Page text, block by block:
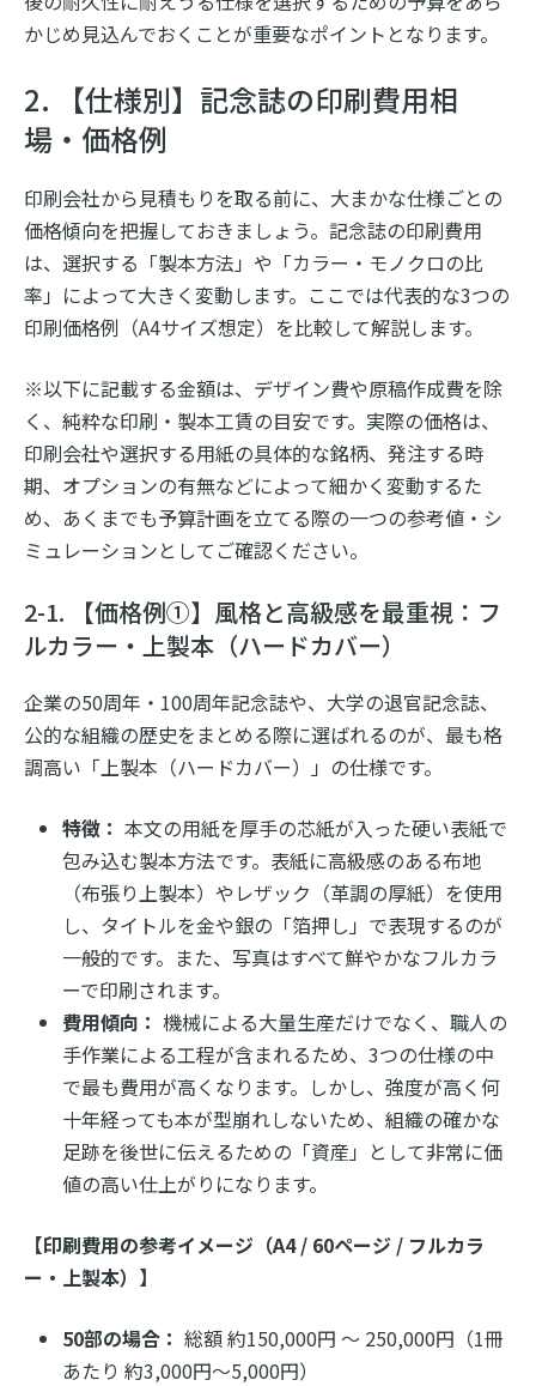
かじめ見込んでおくことが重要なポイントとなります。
2. 【仕様別】記念誌の印刷費用相
場・価格例
印刷会社から見積もりを取る前に、大まかな仕様ごとの
価格傾向を把握しておきましょう。記念誌の印刷費用
は、選択する「製本方法」や「カラー・モノクロの比
率」によって大きく変動します。ここでは代表的な3つの
印刷価格例（A4サイズ想定）を比較して解説します。
※以下に記載する金額は、デザイン費や原稿作成費を除
く、純粋な印刷・製本工賃の目安です。実際の価格は、
印刷会社や選択する用紙の具体的な銘柄、発注する時
期、オプションの有無などによって細かく変動するた
め、あくまでも予算計画を立てる際の一つの参考値・シ
ミュレーションとしてご確認ください。
2-1. 【価格例①】風格と高級感を最重視：フ
ルカラー・上製本（ハードカバー）
企業の50周年・100周年記念誌や、大学の退官記念誌、
公的な組織の歴史をまとめる際に選ばれるのが、最も格
調高い「上製本（ハードカバー）」の仕様です。
特徴： 本文の用紙を厚手の芯紙が入った硬い表紙で
包み込む製本方法です。表紙に高級感のある布地
（布張り上製本）やレザック（革調の厚紙）を使用
し、タイトルを金や銀の「箔押し」で表現するのが
一般的です。また、写真はすべて鮮やかなフルカラ
ーで印刷されます。
費用傾向： 機械による大量生産だけでなく、職人の
手作業による工程が含まれるため、3つの仕様の中
で最も費用が高くなります。しかし、強度が高く何
十年経っても本が型崩れしないため、組織の確かな
足跡を後世に伝えるための「資産」として非常に価
値の高い仕上がりになります。
【印刷費用の参考イメージ（A4 / 60ページ / フルカラ
ー・上製本）】
50部の場合： 総額 約150,000円 〜 250,000円（1冊
あたり 約3,000円〜5,000円）